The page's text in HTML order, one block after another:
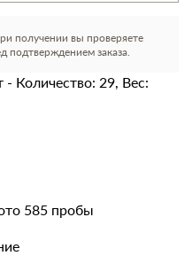
получении вы проверяете
подтверждением заказа.
- Количество: 29, Вес:
585 пробы